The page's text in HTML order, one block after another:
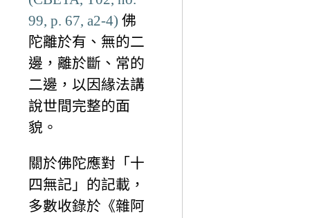
99, p. 67, a2-4) 佛
陀離於有、無的二
邊，離於斷、常的
二邊，以因緣法講
說世間完整的面
貌。
關於佛陀應對「十
四無記」的記載，
多數收錄於《雜阿